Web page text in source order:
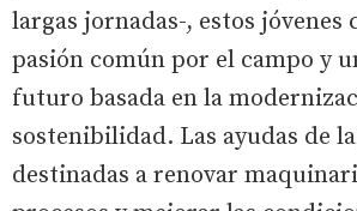
largas jornadas-, estos jóvenes
pasión común por el campo y
futuro basada en la
sostenibilidad. Las ayudas de
destinadas a renovar